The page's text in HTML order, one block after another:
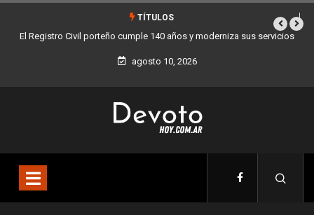
TÍTULOS
Buenos Aires sumó 12 nuevos Bares Notables y ya son 90 en toda
la Ciudad
agosto 10, 2026